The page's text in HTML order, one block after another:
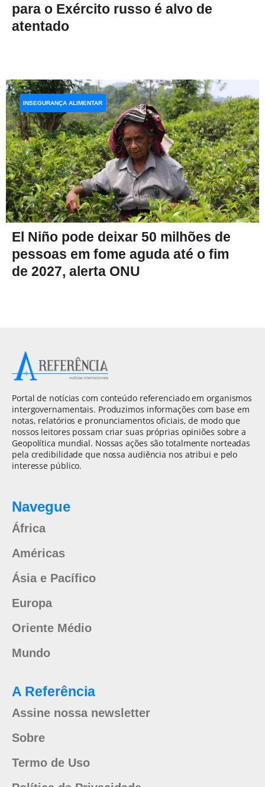
para o Exército russo é alvo de
atentado
El Niño pode deixar 50 milhões de
pessoas em fome aguda até o fim
de 2027, alerta ONU
INSEGURANÇA ALIMENTAR
Portal de notícias com conteúdo referenciado em organismos
intergovernamentais. Produzimos informações com base em
notas, relatórios e pronunciamentos oficiais, de modo que
nossos leitores possam criar suas próprias opiniões sobre a
Geopolítica mundial. Nossas ações são totalmente norteadas
pela credibilidade que nossa audiência nos atribui e pelo
interesse público.
Navegue
África
Américas
Ásia e Pacífico
Europa
Oriente Médio
Mundo
A Referência
Assine nossa newsletter
Sobre
Termo de Uso